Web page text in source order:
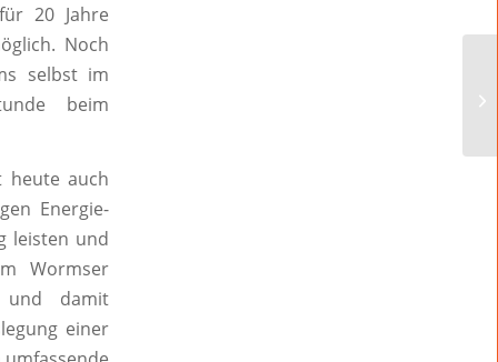
20 Jahre
Noch
selbst im
beim
heute auch
Energie-
leisten und
Wormser
und damit
einer